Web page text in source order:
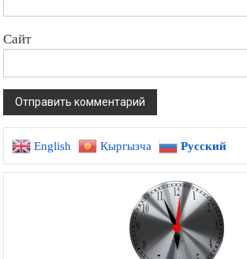
Сайт
English Кыргызча Русский